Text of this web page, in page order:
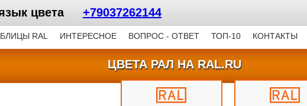
язык цвета +79037262144
RAL ИНТЕРЕСНОЕ ВОПРОС - ОТВЕТ ТОП-10 КОНТАКТЫ
ЦВЕТА РАЛ НА RAL.RU